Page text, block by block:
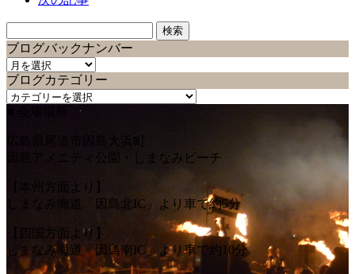
索:
ブログバックナンバー
ブ
ロ
グ
ク
ン
バ
ー
ブログカテゴリー
ブ
カ
ゴ
リ
ー
■ 会場場所
広島県尾道市因島大浜町
因島アメニティ公園・しまなみビーチ
【本州方面より】
しまなみ海道「因島北IC」より車で約5分
【四国方面より】
しまなみ海道「因島南IC」より車で約10分